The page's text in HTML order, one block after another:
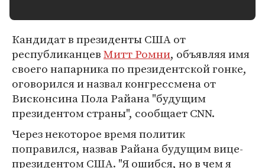
Кандидат в президенты США от
республиканцевМитт Ромни, объявляя имя
своего напарника по президентской гонке,
оговорился и назвал конгрессмена от
Висконсина Пола Райана "будущим
президентом страны", сообщает CNN.
Через некоторое время политик
поправился, назвав Райана будущим вице-
президентом США. "Я ошибся, но в чем я